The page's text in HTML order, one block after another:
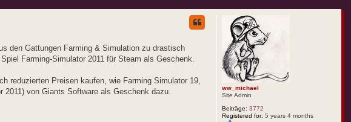
ww_michael
Site Admin
Beiträge: 3772
Registered for: 5 years 4 months
den Gattungen Farming & Simulation zu drastisch
Farming-Simulator 2011 für Steam als Geschenk.
reduzierten Preisen kaufen, wie Farming Simulator 19,
von Giants Software als Geschenk dazu.